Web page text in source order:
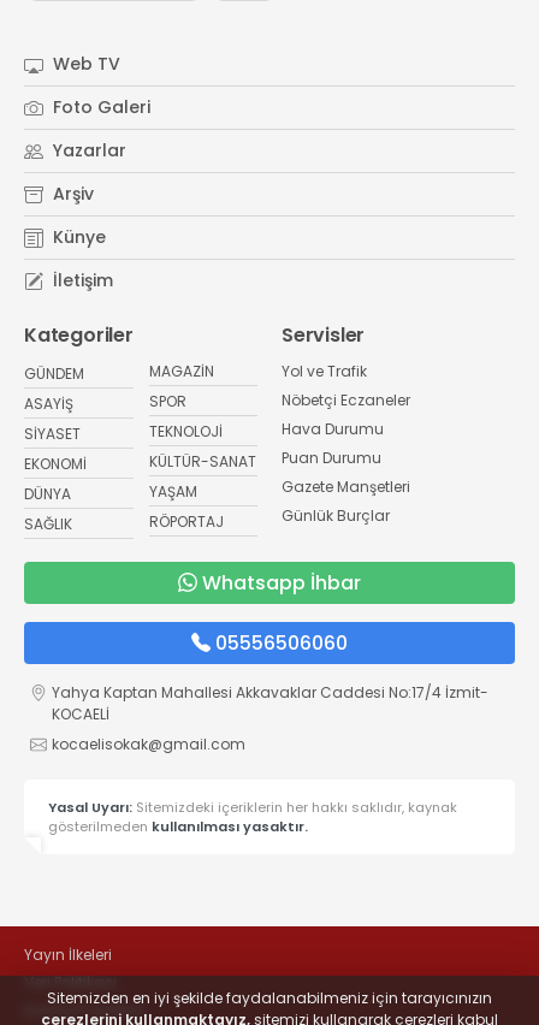
Web TV
Foto Galeri
Yazarlar
Arşiv
Künye
İletişim
Kategoriler
GÜNDEM
ASAYİŞ
SİYASET
EKONOMİ
DÜNYA
SAĞLIK
MAGAZİN
SPOR
TEKNOLOJİ
KÜLTÜR-SANAT
YAŞAM
RÖPORTAJ
Servisler
Yol ve Trafik
Nöbetçi Eczaneler
Hava Durumu
Puan Durumu
Gazete Manşetleri
Günlük Burçlar
Whatsapp İhbar
05556506060
Yahya Kaptan Mahallesi Akkavaklar Caddesi No:17/4 İzmit-
KOCAELİ
kocaelisokak@gmail.com
Yasal Uyarı: Sitemizdeki içeriklerin her hakkı saklıdır, kaynak
gösterilmeden kullanılması yasaktır.
Yayın İlkeleri
Veri Politikası
Kullanım Şartları
Sitemizden en iyi şekilde faydalanabilmeniz için tarayıcınızın
çerezlerini kullanmaktayız,sitemizi kullanarak çerezleri kabul